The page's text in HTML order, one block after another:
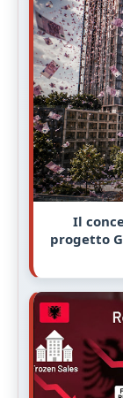
Il
progetto